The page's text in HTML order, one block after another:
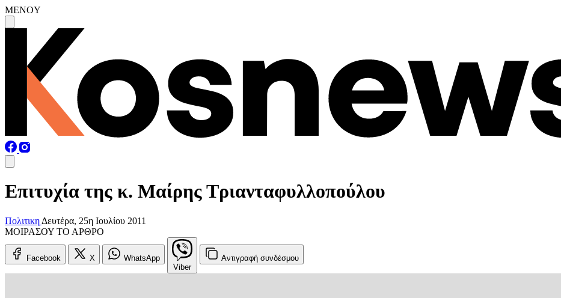
MENOY
Επιτυχία της κ. Μαίρης Τριανταφυλλοπούλου
Πολιτικη Δευτέρα, 25η Ιουλίου 2011
ΜΟΙΡΑΣΟΥ ΤΟ ΑΡΘΡΟ
Facebook X
WhatsApp
Viber
Αντιγραφή συνδέσμου